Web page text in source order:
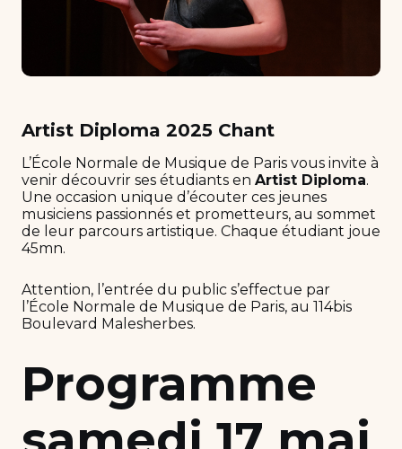
Artist Diploma 2025 Chant
L’École Normale de Musique de Paris vous invite à
venir découvrir ses étudiants en Artist Diploma.
Une occasion unique d’écouter ces jeunes
musiciens passionnés et prometteurs, au sommet
de leur parcours artistique. Chaque étudiant joue
45mn.
Attention, l’entrée du public s’effectue par
l’École Normale de Musique de Paris, au 114bis
Boulevard Malesherbes.
Programme